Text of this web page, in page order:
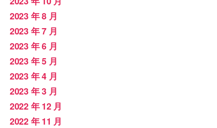
2023 年 8 月
2023 年 7 月
2023 年 6 月
2023 年 5 月
2023 年 4 月
2023 年 3 月
2022 年 12 月
2022 年 11 月